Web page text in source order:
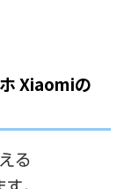
Xiaomiの
る